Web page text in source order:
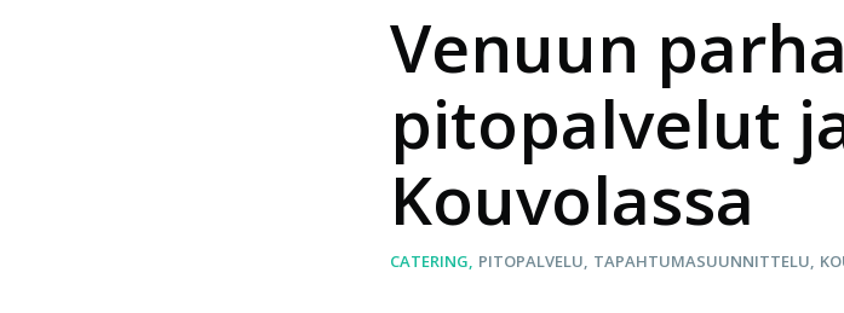
Venuun
pitopalvelut
Kouvolassa
CATERING PITOPALVELU TAPAHTUMASUUNNITTELU